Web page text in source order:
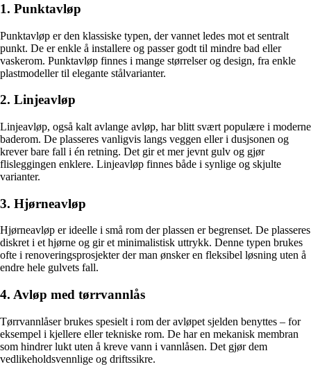
1. Punktavløp
Punktavløp er den klassiske typen, der vannet ledes mot et sentralt
punkt. De er enkle å installere og passer godt til mindre bad eller
vaskerom. Punktavløp finnes i mange størrelser og design, fra enkle
plastmodeller til elegante stålvarianter.
2. Linjeavløp
Linjeavløp, også kalt avlange avløp, har blitt svært populære i moderne
baderom. De plasseres vanligvis langs veggen eller i dusjsonen og
krever bare fall i én retning. Det gir et mer jevnt gulv og gjør
flisleggingen enklere. Linjeavløp finnes både i synlige og skjulte
varianter.
3. Hjørneavløp
Hjørneavløp er ideelle i små rom der plassen er begrenset. De plasseres
diskret i et hjørne og gir et minimalistisk uttrykk. Denne typen brukes
ofte i renoveringsprosjekter der man ønsker en fleksibel løsning uten å
endre hele gulvets fall.
4. Avløp med tørrvannlås
Tørrvannlåser brukes spesielt i rom der avløpet sjelden benyttes – for
eksempel i kjellere eller tekniske rom. De har en mekanisk membran
som hindrer lukt uten å kreve vann i vannlåsen. Det gjør dem
vedlikeholdsvennlige og driftssikre.